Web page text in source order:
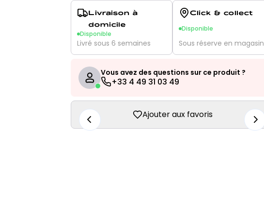
Livraison à
domicile
Disponible
Livré sous 6 semaines
Click & collect
Disponible
Sous réserve en magasin
Vous avez des questions sur ce produit ?
+33 4 49 31 03 49
Ajouter aux favoris